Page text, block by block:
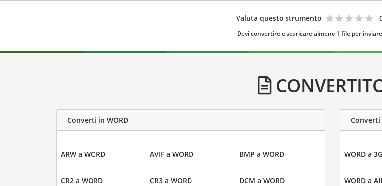
Valuta questo strumento
Devi convertire e scaricare almeno 1 file per
Converti in WORD
ARW a WORD AVIF a WORD BMP a WORD
CR2 a WORD CR3 a WORD DCM a WORD
Converti
WORD a
WORD a